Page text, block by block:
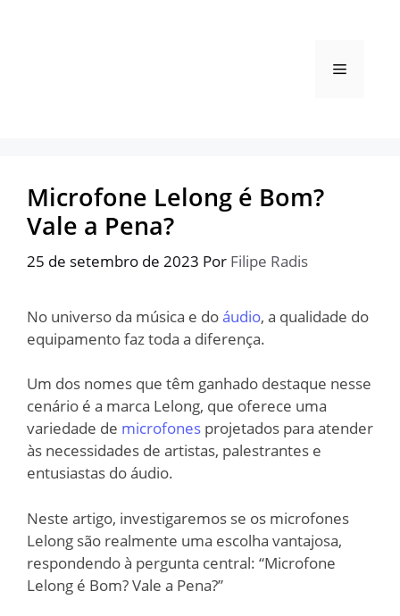
Menu
Microfone Lelong é Bom?
Vale a Pena?
25 de setembro de 2023 Por Filipe Radis
No universo da música e doáudio, a qualidade do
equipamento faz toda a diferença.
Um dos nomes que têm ganhado destaque nesse
cenário é a marca Lelong, que oferece uma
variedade de microfones projetados para atender
às necessidades de artistas, palestrantes e
entusiastas do áudio.
Neste artigo, investigaremos se os microfones
Lelong são realmente uma escolha vantajosa,
respondendo à pergunta central: “Microfone
Lelong é Bom? Vale a Pena?”